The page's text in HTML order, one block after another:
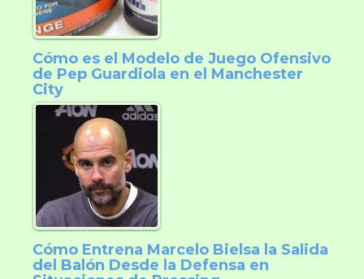
Cómo es el Modelo de Juego Ofensivo
de Pep Guardiola en el Manchester
City
Cómo Entrena Marcelo Bielsa la Salida
del Balón Desde la Defensa en